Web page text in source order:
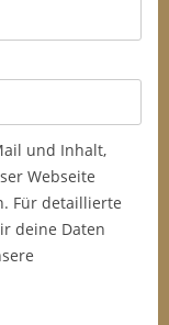
und Inhalt,
Webseite
Für detaillierte
deine Daten